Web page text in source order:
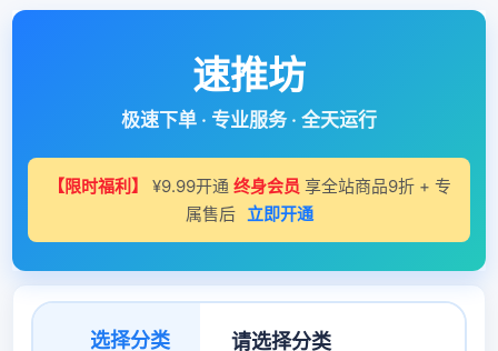
速推坊
极速下单 · 专业服务 · 全天运行
【限时福利】 ¥9.99开通 终身会员 享全站商品9折 + 专
属售后 立即开通
选择分类